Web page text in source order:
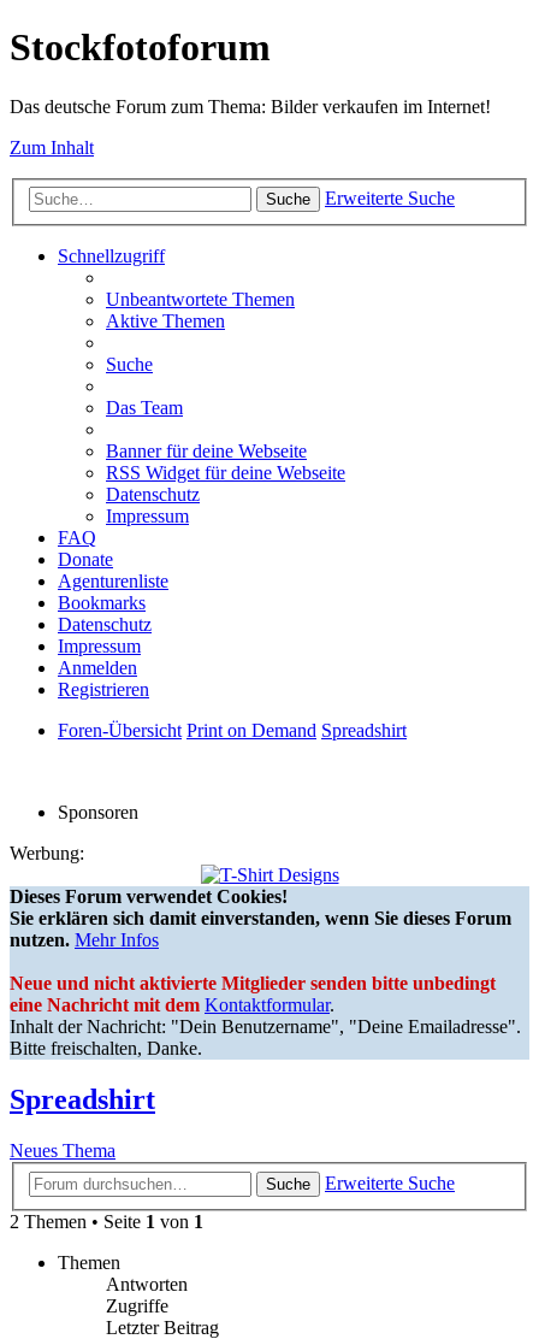
Stockfotoforum
Das deutsche Forum zum Thema: Bilder verkaufen im Internet!
Zum Inhalt
Suche Erweiterte Suche
Schnellzugriff
Unbeantwortete Themen
Aktive Themen
Suche
Das Team
Banner für deine Webseite
RSS Widget für deine Webseite
Datenschutz
Impressum
FAQ
Donate
Agenturenliste
Bookmarks
Datenschutz
Impressum
Anmelden
Registrieren
Foren-Übersicht Print on Demand Spreadshirt
Sponsoren
Werbung:
Dieses Forum verwendet Cookies!
Sie erklären sich damit einverstanden, wenn Sie dieses Forum
nutzen. Mehr Infos
Neue und nicht aktivierte Mitglieder senden bitte unbedingt
eine Nachricht mit dem Kontaktformular.
Inhalt der Nachricht: "Dein Benutzername", "Deine Emailadresse".
Bitte freischalten, Danke.
Spreadshirt
Neues Thema
Suche
Erweiterte Suche
2 Themen • Seite 1 von 1
Themen
Antworten
Zugriffe
Letzter Beitrag